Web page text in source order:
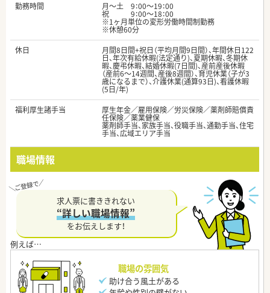
勤務時間
月～土 9：00～19：00
祝 9：00～18：00
※1ヶ月単位の変形労働時間制勤務
※休憩60分
休日
月間8日間+祝日（平均月間9日間）、年間休日122
日、年次有給休暇(法定通り)、夏期休暇、冬期休
暇、慶弔休暇、結婚休暇(7日間)、産前産後休暇
（産前6～14週間、産後8週間）、育児休業（子が3
歳になるまで）、介護休業(通算93日)、看護休暇
(5日/年)
福利厚生諸手当
厚生年金／雇用保険／労災保険／薬剤師賠償責
任保険／薬業健保
薬剤師手当、家族手当、役職手当、通勤手当、住宅
手当、広域エリア手当
職場情報
求人票に書ききれない
“詳しい職場情報”
をお伝えします！
職場の雰囲気
助け合う風土がある